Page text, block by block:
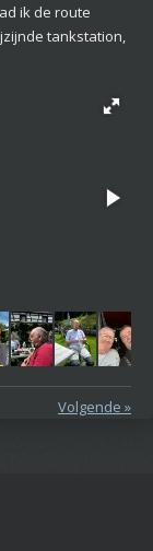
ik de route
tankstation,
Volgende »